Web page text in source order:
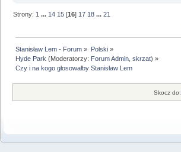
Strony: 1 ... 14 15 [16] 17 18 ...21
Stanisław Lem - Forum » Polski»
Hyde Park (Moderatorzy: Forum Admin ,skrzat) »
Czy i na kogo głosowałby Stanisław Lem
Skocz do: